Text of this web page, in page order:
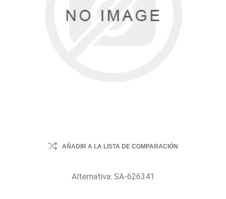
AÑADIR A LA LISTA DE COMPARACIÓN
Alternativa: SA-626341